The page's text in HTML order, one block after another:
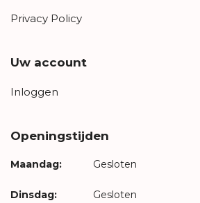
Privacy Policy
Uw account
Inloggen
Openingstijden
Maandag: Gesloten
Dinsdag: Gesloten